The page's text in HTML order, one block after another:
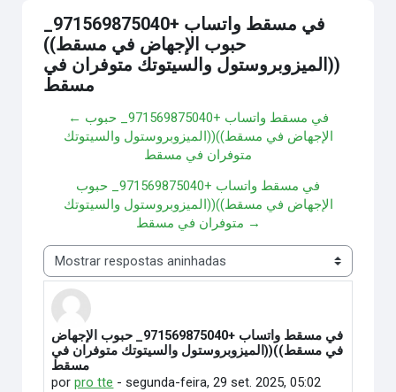
في مسقط واتساب +971569875040_
حبوب الإجهاض في مسقط))
((الميزوبروستول والسيتوتك متوفران في
مسقط
← في مسقط واتساب +971569875040_ حبوب
الإجهاض في مسقط))((الميزوبروستول والسيتوتك
متوفران في مسقط
في مسقط واتساب +971569875040_ حبوب
الإجهاض في مسقط))((الميزوبروستول والسيتوتك
متوفران في مسقط →
Modo de visualização
في مسقط واتساب +971569875040_ حبوب الإجهاض
في مسقط))((الميزوبروستول والسيتوتك متوفران في
مسقط
porpro tte -segunda-feira, 29 set. 2025, 05:02
Número de respostas: 0